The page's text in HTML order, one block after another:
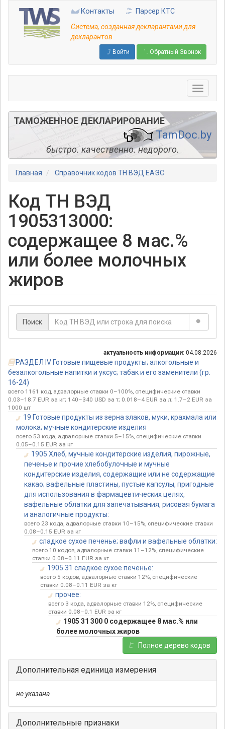
основному
содержанию
Контакты
Парсер КТС
Система, созданная декларантами для
декларантов
Войти Обратный Звонок
ТАМОЖЕННОЕ ДЕКЛАРИРОВАНИЕ
TamDoc.by
быстро. качественно. недорого.
Главная Справочник кодов ТН ВЭД ЕАЭС
Код ТН ВЭД
1905313000:
содержащее 8 мас.%
или более молочных
жиров
Поиск
актуальность информации: 04.08.2026
РАЗДЕЛ IV Готовые пищевые продукты; алкогольные и
безалкогольные напитки и уксус; табак и его заменители (гр.
16-24)
всего 1161 код, адвалорные ставки 0–100%, специфические ставки
0.03–18.7 EUR за кг; 140–340 USD за т; 0.018–4 EUR за л; 1.7–2 EUR за
1000 шт
19 Готовые продукты из зерна злаков, муки, крахмала или
молока; мучные кондитерские изделия
всего 53 кода, адвалорные ставки 5–15%, специфические ставки
0.05–0.15 EUR за кг
1905 Хлеб, мучные кондитерские изделия, пирожные,
печенье и прочие хлебобулочные и мучные
кондитерские изделия, содержащие или не содержащие
какао; вафельные пластины, пустые капсулы, пригодные
для использования в фармацевтических целях,
вафельные облатки для запечатывания, рисовая бумага
и аналогичные продукты:
всего 23 кода, адвалорные ставки 10–15%, специфические ставки
0.08–0.15 EUR за кг
сладкое сухое печенье; вафли и вафельные облатки:
всего 10 кодов, адвалорные ставки 11–12%, специфические
ставки 0.08–0.11 EUR за кг
1905 31 сладкое сухое печенье:
всего 5 кодов, адвалорные ставки 12%, специфические
ставки 0.08–0.11 EUR за кг
прочее:
всего 3 кода, адвалорные ставки 12%, специфические
ставки 0.08–0.1 EUR за кг
1905 31 300 0 содержащее 8 мас.% или
более молочных жиров
Полное дерево кодов
Дополнительная единица измерения
не указана
Дополнительные признаки